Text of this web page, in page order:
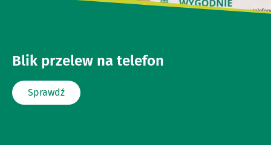
Blik przelew na telefon
Sprawdź